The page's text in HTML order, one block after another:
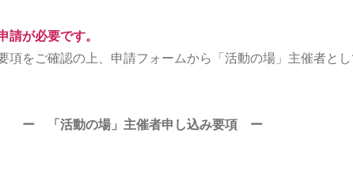
請が必要です。
をご確認の上、申請フォームから「活動の場」主催者と
ー 「活動の場」主催者申し込み要項 ー